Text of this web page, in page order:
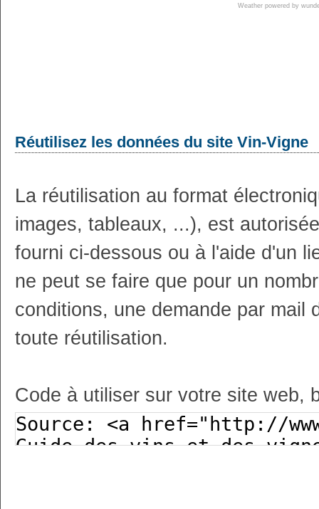
Weather powered by
Réutilisez les données du site Vin-Vigne
La réutilisation au format
images, tableaux, ...), est
fourni ci-dessous ou à l'aide d'un
ne peut se faire que pour un
conditions, une demande par mail
toute réutilisation.
Code à utiliser sur votre site web,